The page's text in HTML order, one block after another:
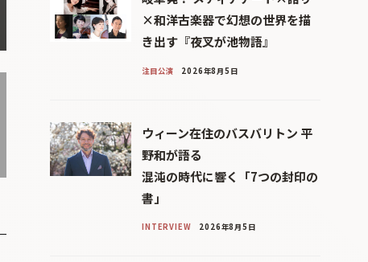
×和洋古楽器で幻想の世界を描
き出す『夜叉が池物語』
注目公演 2026年8月5日
ウィーン在住のバスバリトン 平
野和が語る
混沌の時代に響く「7つの封印の
書」
INTERVIEW 2026年8月5日